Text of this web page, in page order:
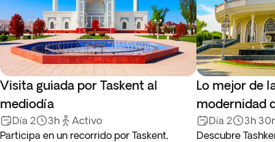
Visita guiada por Taskent al
mediodía
Día 2 3h
Activo
Participa en un recorrido por Taskent,
Lo mejor de
modernidad
Día 2
3h
Descubre